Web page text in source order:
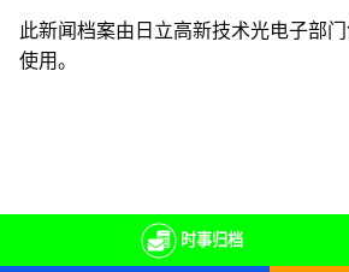
此新闻档案由日立高新技术光电子部
使用。
时事归档